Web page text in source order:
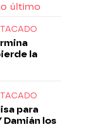
último
la
para
Damián los